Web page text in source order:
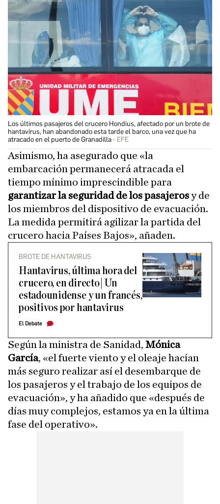
Los últimos pasajeros del crucero Hondius, afectado por un brote de
hantavirus, han abandonado esta tarde el barco, una vez que ha
atracado en el puerto de Granadilla
EFE
Asimismo, ha asegurado que «la
embarcación permanecerá atracada el
tiempo mínimo imprescindible para
garantizar la seguridad de los pasajerosy de
los miembros del dispositivo de evacuación.
La medida permitirá agilizar la partida del
crucero hacia Países Bajos», añaden.
BROTE DE HANTAVIRUS
Hantavirus, última hora del
crucero, en directo| Un
estadounidense y un francés,
positivos por hantavirus
El Debate
Según la ministra de Sanidad, Mónica
García, «el fuerte viento y el oleaje hacían
más seguro realizar así el desembarque de
los pasajeros y el trabajo de los equipos de
evacuación», y ha añadido que «después de
días muy complejos, estamos ya en la última
fase del operativo».